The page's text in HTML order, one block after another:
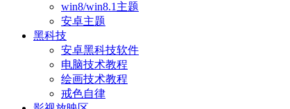
win8/win8.1主题
安卓主题
黑科技
安卓黑科技软件
电脑技术教程
绘画技术教程
戒色自律